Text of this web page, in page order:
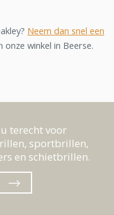
Neem dan snel een
onze winkel in Beerse.
terecht voor
sportbrillen,
en schietbrillen.